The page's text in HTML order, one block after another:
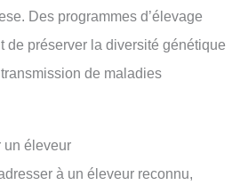
Des programmes d’élevage
de préserver la diversité génétique
de maladies
un éleveur
à un éleveur reconnu,